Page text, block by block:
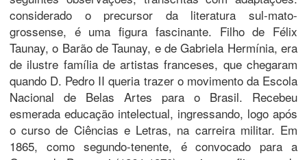
considerado o precursor da literatura sul-mato-
grossense, é uma figura fascinante. Filho de Félix
Taunay, o Barão de Taunay, e de Gabriela Hermínia, era
de ilustre família de artistas franceses, que chegaram
quando D. Pedro II queria trazer o movimento da Escola
Nacional de Belas Artes para o Brasil. Recebeu
esmerada educação intelectual, ingressando, logo após
o curso de Ciências e Letras, na carreira militar. Em
1865, como segundo-tenente, é convocado para a